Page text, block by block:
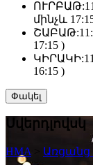
ՈՒՐԲԱԹ:
մինչև
ՇԱԲԱԹ:
17:15 )
ԿԻՐԱԿԻ:
16:15 )
Փակել
Սվերդլովսկ
HMA